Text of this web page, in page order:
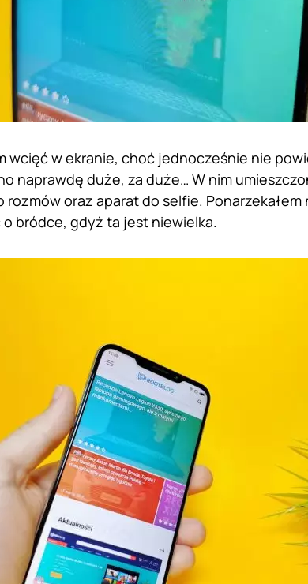
wcięć w ekranie, choć jednocześnie nie
naprawdę duże, za duże… W nim
rozmów oraz aparat do selfie.
bródce, gdyż ta jest niewielka.